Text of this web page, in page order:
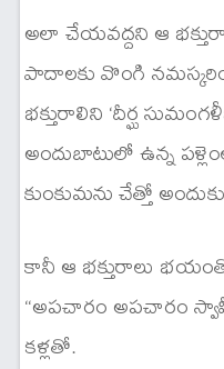
అలా చేయవద్దని ఆ
పాదాలకు వొంగి
భక్తురాలిని ‘దీర్ఘ
అందుబాటులో ఉన్న
కుంకుమను చేత్తో
కానీ ఆ భక్తురాలు
“అపచారం అపచారం
కళ్లతో.